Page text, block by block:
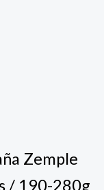
Zemple
/ 190-280g